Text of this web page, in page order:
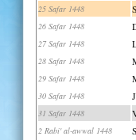
25 Safar 1448
26 Safar 1448
27 Safar 1448
28 Safar 1448
29 Safar 1448
30 Safar 1448
31 Safar 1448
2 Rabi' al-awwal 1448